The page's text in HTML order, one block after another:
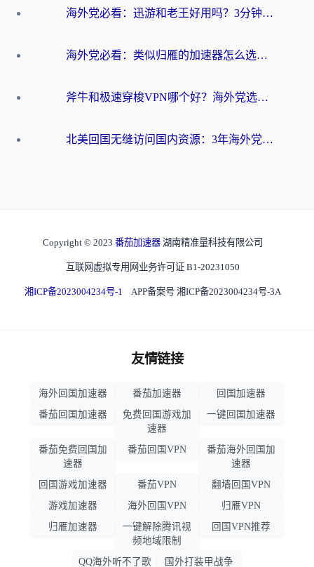
海外党必看：迅游和老王好用吗？3分钟选对加速国内网络的加速器
海外党必看：类似归雁的加速器怎么选？一篇搞定无缝访问国内资源
斧牛和极速穿梭VPN哪个好？海外党选回国加速器必看的真实对比与避坑指南
北美回国无缝访问国内资源：3年海外党亲测的加速器选择指南
Copyright © 2023 番茄加速器 湖南精准量科技有限公司
互联网虚拟专用网业务许可证 B1-20231050
湘ICP备2023004234号-1 APP备案号 湘ICP备2023004234号-3A
友情链接
海外回国加速器 番茄加速器
回国加速器
番茄回国加速器
免费回国游戏加
速器
一键回国加速器
番茄免费回国加
速器
番茄回国VPN
番茄海外回国加
速器
回国游戏加速器
番茄VPN
翻墙回国VPN
游戏加速器
海外回国VPN
归雁VPN
归雁加速器
一键解除腾讯视
频地域限制
回国VPN推荐
QQ海外听不了歌 国外打装甲战争